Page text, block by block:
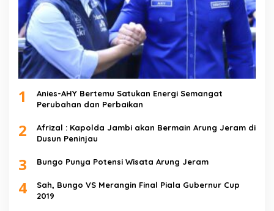
1
Anies-AHY Bertemu Satukan Energi Semangat
Perubahan dan Perbaikan
2
Afrizal : Kapolda Jambi akan Bermain Arung Jeram di
Dusun Peninjau
3 Bungo Punya Potensi Wisata Arung Jeram
4
Sah, Bungo VS Merangin Final Piala Gubernur Cup
2019